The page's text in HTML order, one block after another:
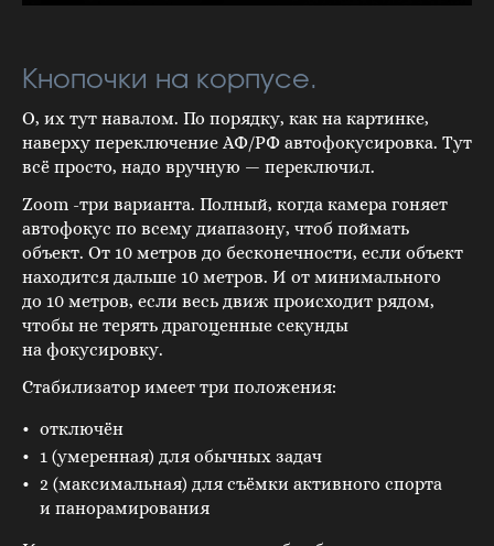
Кнопочки на корпусе.
О, их тут навалом. По порядку, как на картинке,
наверху переключение АФ/РФ автофокусировка. Тут
всё просто, надо вручную — переключил.
Zoom -три варианта. Полный, когда камера гоняет
автофокус по всему диапазону, чтоб поймать
объект. От 10 метров до бесконечности, если объект
находится дальше 10 метров. И от минимального
до 10 метров, если весь движ происходит рядом,
чтобы не терять драгоценные секунды
на фокусировку.
Стабилизатор имеет три положения:
отключён
1 (умеренная) для обычных задач
2 (максимальная) для съёмки активного спорта
и панорамирования